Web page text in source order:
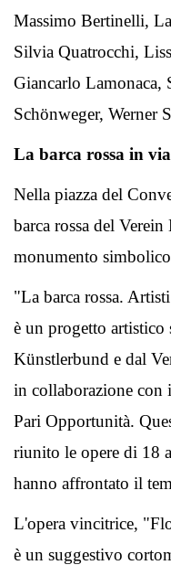
Massimo Bertinelli,
Silvia Quatrocchi,
Giancarlo Lamonaca,
Schönweger, Werner
La barca rossa in
Nella piazza del
barca rossa del
monumento
"La barca rossa.
è un progetto
Künstlerbund e dal
in collaborazione con
Pari Opportunità.
riunito le opere di 18
hanno affrontato il
L'opera vincitrice,
è un suggestivo